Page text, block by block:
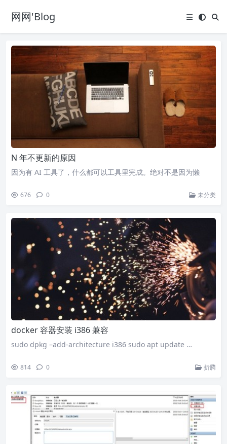
网网'Blog
N 年不更新的原因
因为有 AI 工具了，什么都可以工具里完成。绝对不是因为懒
676 0 未分类
docker 容器安装 i386 兼容
sudo dpkg –add-architecture i386 sudo apt update …
814 0 折腾